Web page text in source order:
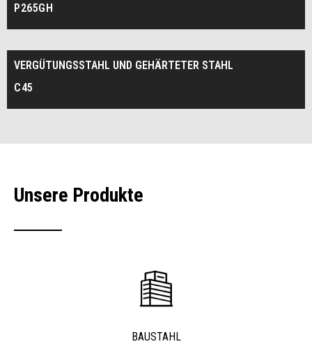
P265GH
VERGÜTUNGSSTAHL UND GEHÄRTETER STAHL
C45
Unsere Produkte
BAUSTAHL